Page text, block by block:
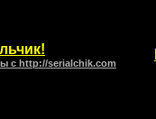
с http://serialchik.com